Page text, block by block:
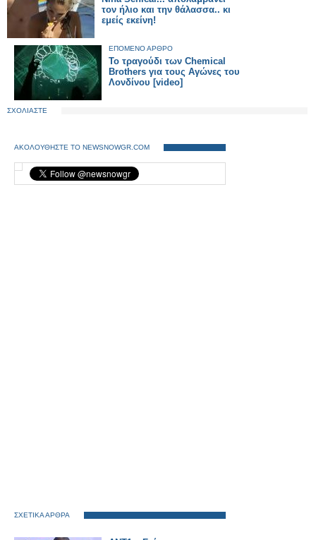
τον ήλιο και την θάλασσα.. κι
εμείς εκείνη!
ΕΠΟΜΕΝΟ ΑΡΘΡΟ
Το τραγούδι των Chemical
Brothers για τους Αγώνες του
Λονδίνου [video]
ΣΧΟΛΙΑΣΤΕ
ΑΚΟΛΟΥΘΗΣΤΕ ΤΟ NEWSNOWGR.COM
ΣΧΕΤΙΚΑ ΑΡΘΡΑ